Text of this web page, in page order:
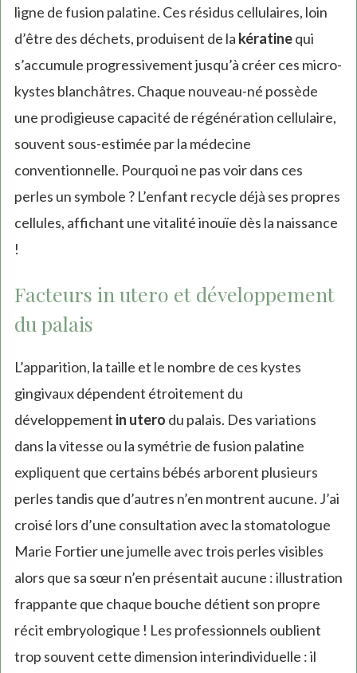
ligne de fusion palatine. Ces résidus cellulaires, loin
d’être des déchets, produisent de la kératinequi
s’accumule progressivement jusqu’à créer ces micro-
kystes blanchâtres. Chaque nouveau-né possède
une prodigieuse capacité de régénération cellulaire,
souvent sous-estimée par la médecine
conventionnelle. Pourquoi ne pas voir dans ces
perles un symbole ? L’enfant recycle déjà ses propres
cellules, affichant une vitalité inouïe dès la naissance
!
Facteurs in utero et développement
du palais
L’apparition, la taille et le nombre de ces kystes
gingivaux dépendent étroitement du
développement in utero du palais. Des variations
dans la vitesse ou la symétrie de fusion palatine
expliquent que certains bébés arborent plusieurs
perles tandis que d’autres n’en montrent aucune. J’ai
croisé lors d’une consultation avec la stomatologue
Marie Fortier une jumelle avec trois perles visibles
alors que sa sœur n’en présentait aucune : illustration
frappante que chaque bouche détient son propre
récit embryologique ! Les professionnels oublient
trop souvent cette dimension interindividuelle : il